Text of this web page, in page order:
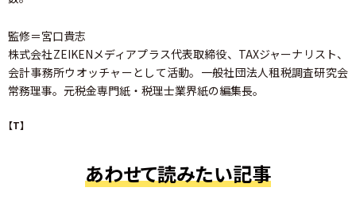
監修＝宮口貴志
株式会社ZEIKENメディアプラス代表取締役、TAXジャーナリスト、
会計事務所ウオッチャーとして活動。一般社団法人租税調査研究会
常務理事。元税金専門紙・税理士業界紙の編集長。
【T】
あわせて読みたい記事